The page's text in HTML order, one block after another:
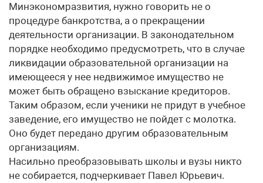
Минэкономразвития, нужно говорить не о
процедуре банкротства, а о прекращении
деятельности организации. В законодательном
порядке необходимо предусмотреть, что в случае
ликвидации образовательной организации на
имеющееся у нее недвижимое имущество не
может быть обращено взыскание кредиторов.
Таким образом, если ученики не придут в учебное
заведение, его имущество не пойдет с молотка.
Оно будет передано другим образовательным
организациям.
Насильно преобразовывать школы и вузы никто
не собирается, подчеркивает Павел Юрьевич.